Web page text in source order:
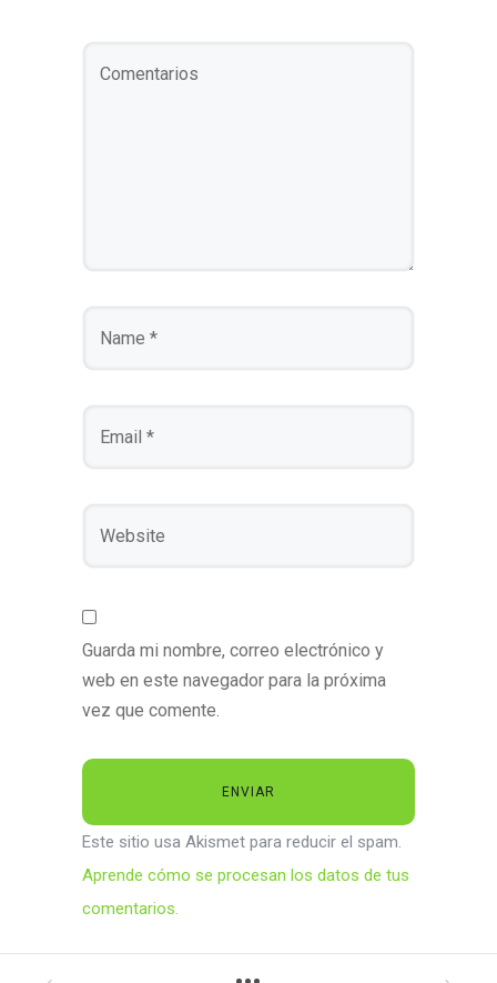
Guarda mi nombre, correo electrónico y
web en este navegador para la próxima
vez que comente.
Este sitio usa Akismet para reducir el spam.
Aprende cómo se procesan los datos de tus
comentarios.